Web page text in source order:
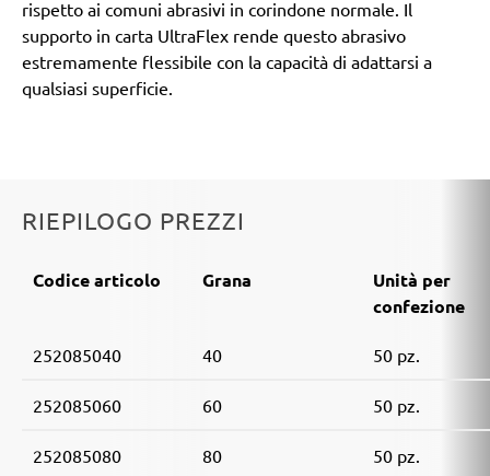
rispetto ai comuni abrasivi in corindone normale. Il
supporto in carta UltraFlex rende questo abrasivo
estremamente flessibile con la capacità di adattarsi a
qualsiasi superficie.
RIEPILOGO PREZZI
Codice articolo Grana
Unità per
confezione
252085040 40 50 pz.
252085060 60 50 pz.
252085080 80 50 pz.